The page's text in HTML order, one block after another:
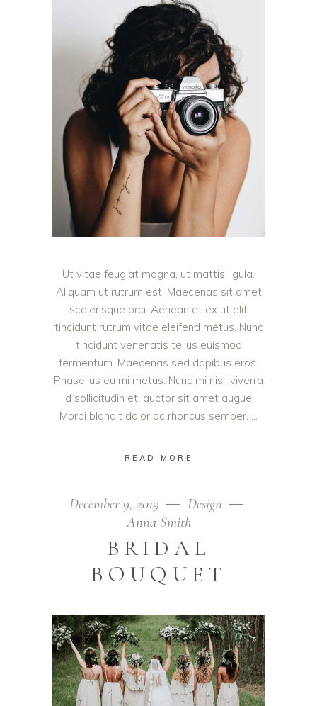
Ut vitae feugiat magna, ut mattis ligula.
Aliquam ut rutrum est. Maecenas sit amet
scelerisque orci. Aenean et ex ut elit
tincidunt rutrum vitae eleifend metus. Nunc
tincidunt venenatis tellus euismod
fermentum. Maecenas sed dapibus eros.
Phasellus eu mi metus. Nunc mi nisl, viverra
id sollicitudin et, auctor sit amet augue.
Morbi blandit dolor ac rhoncus semper.
READ MORE
December 9, 2019
Design
Anna Smith
BRIDAL
BOUQUET